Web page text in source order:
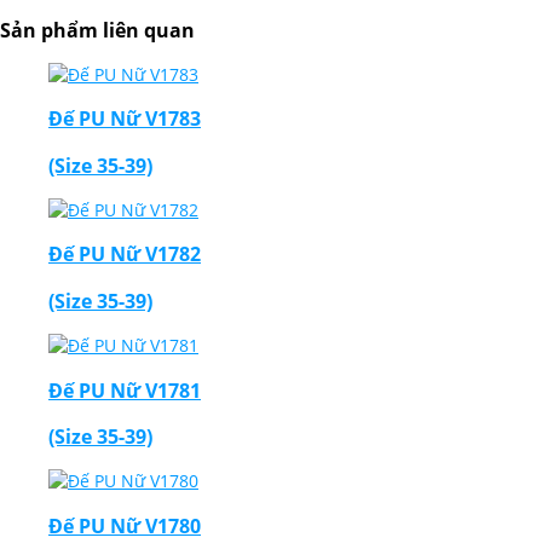
Sản phẩm liên quan
Đế PU Nữ V1783
(Size 35-39)
Đế PU Nữ V1782
(Size 35-39)
Đế PU Nữ V1781
(Size 35-39)
Đế PU Nữ V1780